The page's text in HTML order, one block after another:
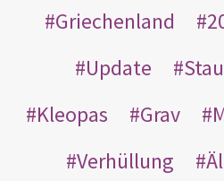
Griechenland
Update
Kleopas
Grav
Verhüllung